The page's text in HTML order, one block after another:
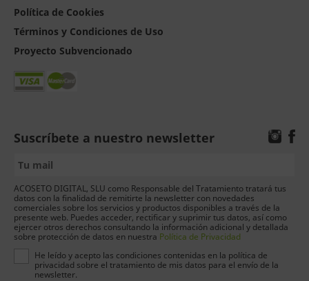
Política de Cookies
Términos y Condiciones de Uso
Proyecto Subvencionado
Suscríbete a nuestro newsletter
ACOSETO DIGITAL, SLU como Responsable del Tratamiento tratará tus
datos con la finalidad de remitirte la newsletter con novedades
comerciales sobre los servicios y productos disponibles a través de la
presente web. Puedes acceder, rectificar y suprimir tus datos, así como
ejercer otros derechos consultando la información adicional y detallada
sobre protección de datos en nuestra Política de Privacidad
He leído y acepto las condiciones contenidas en la política de
privacidad sobre el tratamiento de mis datos para el envío de la
newsletter.